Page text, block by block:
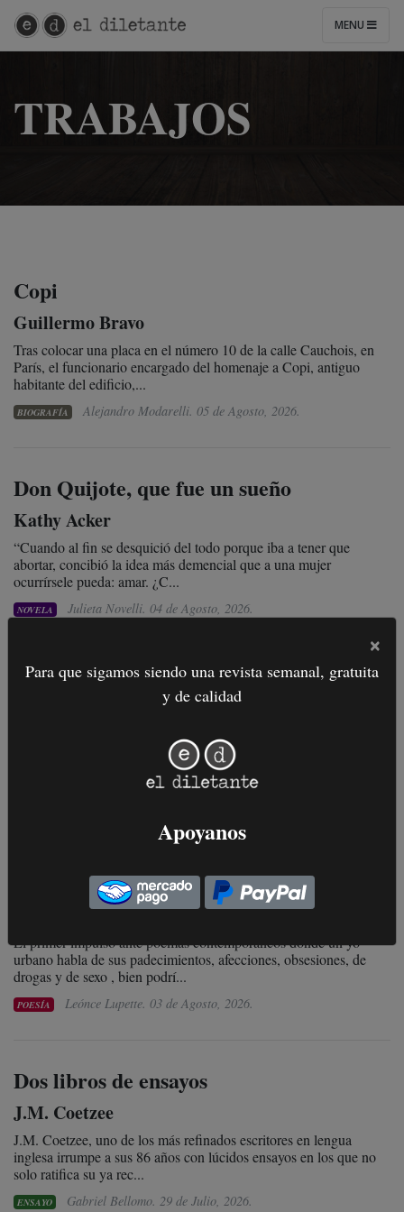
MENU
TRABAJOS
Copi
Guillermo Bravo
Tras colocar una placa en el número 10 de la calle Cauchois, en
París, el funcionario encargado del homenaje a Copi, antiguo
habitante del edificio,...
BIOGRAFÍA Alejandro Modarelli.05 de Agosto, 2026.
Don Quijote, que fue un sueño
Kathy Acker
“Cuando al fin se desquició del todo porque iba a tener que
abortar, concibió la idea más demencial que a una mujer
ocurrírsele pueda: amar. ¿C...
NOVELA Julieta Novelli.04 de Agosto, 2026.
Serial spoiler
Leí “Serial spoiler” unas catorce veces y eso que por su fecha de
edición sabemos que existe hace solo un año y que hace bastante
Los poemas pornopsiquiátricos
Melina Alexia Varnavoglou
El primer impulso ante poemas contemporáneos donde un yo
urbano habla de sus padecimientos, afecciones, obsesiones, de
drogas y de sexo , bien podrí...
POESÍA Leónce Lupette.03 de Agosto, 2026.
Dos libros de ensayos
J.M. Coetzee
J.M. Coetzee, uno de los más refinados escritores en lengua
inglesa irrumpe a sus 86 años con lúcidos ensayos en los que no
solo ratifica su ya rec...
ENSAYO Gabriel Bellomo.29 de Julio, 2026.
×
Para que sigamos siendo una revista semanal, gratuita
y de calidad
Apoyanos